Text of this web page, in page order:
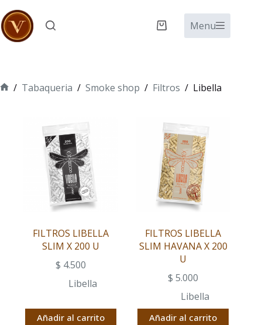
al
contenido
Carro
Menu
/ Tabaqueria / Smoke shop / Filtros / Libella
FILTROS LIBELLA
SLIM X 200 U
$ 4.500
Libella
Añadir al carrito
FILTROS LIBELLA
SLIM HAVANA X 200
U
$ 5.000
Libella
Añadir al carrito